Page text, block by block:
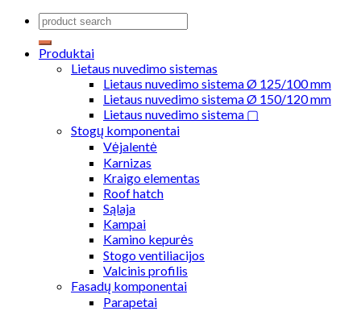
Produktai
Lietaus nuvedimo sistemas
Lietaus nuvedimo sistema Ø 125/100 mm
Lietaus nuvedimo sistema Ø 150/120 mm
Lietaus nuvedimo sistema ▢
Stogų komponentai
Vėjalentė
Karnizas
Kraigo elementas
Roof hatch
Sąlaja
Kampai
Kamino kepurės
Stogo ventiliacijos
Valcinis profilis
Fasadų komponentai
Parapetai